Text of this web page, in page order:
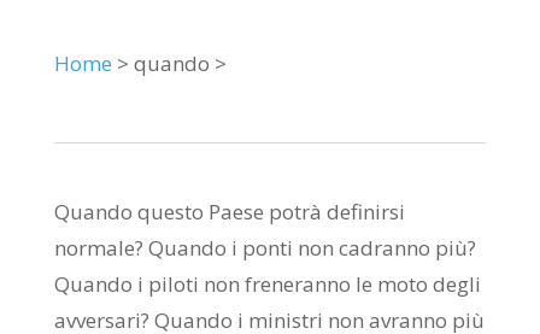
Home > quando >
Quando questo Paese potrà definirsi
normale? Quando i ponti non cadranno più?
Quando i piloti non freneranno le moto degli
avversari? Quando i ministri non avranno più